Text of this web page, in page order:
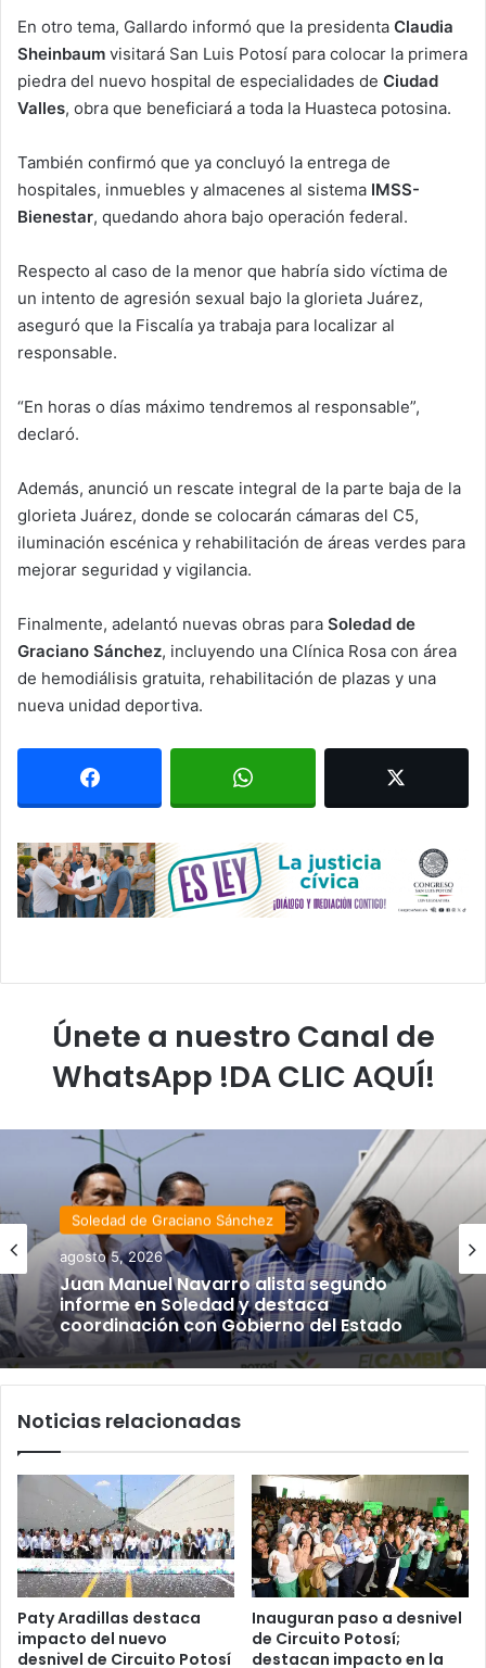
En otro tema, Gallardo informó que la presidenta Claudia
Sheinbaum visitará San Luis Potosí para colocar la primera
piedra del nuevo hospital de especialidades de Ciudad
Valles, obra que beneficiará a toda la Huasteca potosina.
También confirmó que ya concluyó la entrega de
hospitales, inmuebles y almacenes al sistema IMSS-
Bienestar, quedando ahora bajo operación federal.
Respecto al caso de la menor que habría sido víctima de
un intento de agresión sexual bajo la glorieta Juárez,
aseguró que la Fiscalía ya trabaja para localizar al
responsable.
“En horas o días máximo tendremos al responsable”,
declaró.
Además, anunció un rescate integral de la parte baja de la
glorieta Juárez, donde se colocarán cámaras del C5,
iluminación escénica y rehabilitación de áreas verdes para
mejorar seguridad y vigilancia.
Finalmente, adelantó nuevas obras para Soledad de
Graciano Sánchez, incluyendo una Clínica Rosa con área
de hemodiálisis gratuita, rehabilitación de plazas y una
nueva unidad deportiva.
Únete a nuestro Canal de
WhatsApp !DA CLIC AQUÍ!
Soledad de Graciano Sánchez
agosto 5, 2026
Juan Manuel Navarro alista segundo
informe en Soledad y destaca
coordinación con Gobierno del Estado
Noticias relacionadas
Paty Aradillas destaca
impacto del nuevo
desnivel de Circuito Potosí
Inauguran paso a desnivel
de Circuito Potosí;
destacan impacto en la